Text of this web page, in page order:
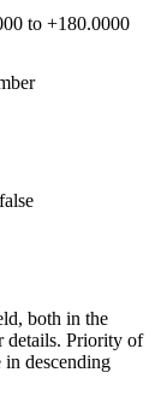
to +180.0000
both in the
details. Priority of
descending